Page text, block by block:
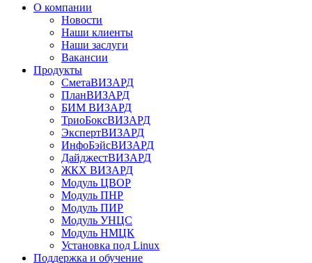
О компании
Новости
Наши клиенты
Наши заслуги
Вакансии
Продукты
СметаВИЗАРД
ПланВИЗАРД
БИМ ВИЗАРД
ТриоБоксВИЗАРД
ЭкспертВИЗАРД
ИнфоБэйсВИЗАРД
ДайджестВИЗАРД
ЖКХ ВИЗАРД
Модуль ЦВОР
Модуль ПНР
Модуль ПИР
Модуль УНЦС
Модуль НМЦК
Установка под Linux
Поддержка и обучение